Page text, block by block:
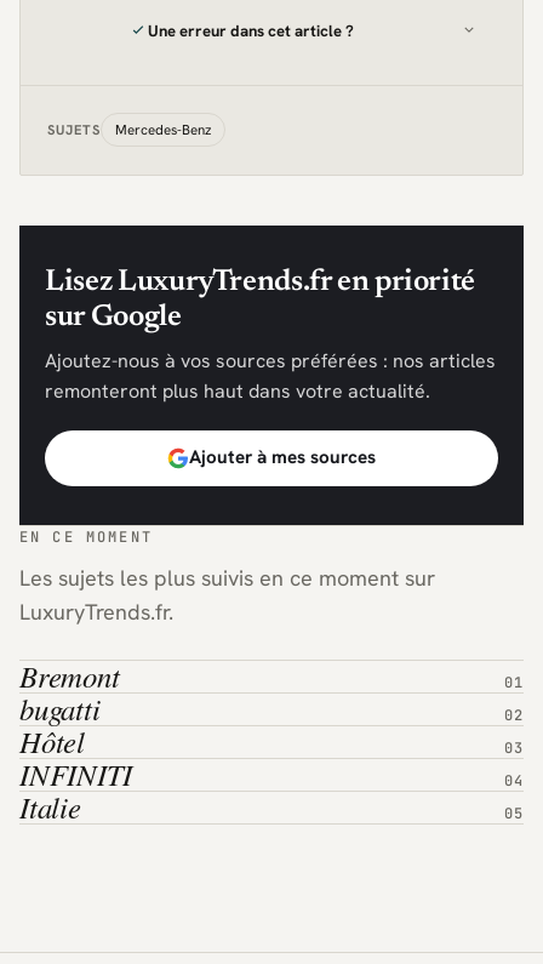
Une erreur dans cet article ?
SUJETS Mercedes-Benz
Lisez LuxuryTrends.fr en priorité
sur Google
Ajoutez-nous à vos sources préférées : nos articles
remonteront plus haut dans votre actualité.
Ajouter à mes sources
EN CE MOMENT
Les sujets les plus suivis en ce moment sur
LuxuryTrends.fr.
Bremont
bugatti
Hôtel
INFINITI
Italie